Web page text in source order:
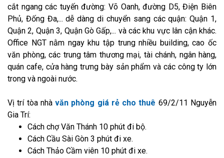
cắt ngang các tuyến đường: Võ Oanh, đường D5, Điện Biên
Phủ, Đống Đa,... dễ dàng di chuyển sang các quận: Quận 1,
Quận 2, Quận 3, Quận Gò Gấp,... và các khu vực lân cận khác.
Office NGT nằm ngay khu tập trung nhiều building, cao ốc
văn phòng, các trung tâm thương mại, tài chánh, ngân hàng,
quán cafe, cửa hàng trưng bày sản phẩm và các công ty lớn
trong và ngoài nước.
Vị trí tòa nhàvăn phòng giá rẻ cho thuê 69/2/11 Nguyễn
Gia Trí:
Cách chợ Văn Thánh 10 phút đi bộ.
Cách Cầu Sài Gòn 3 phút đi xe.
Cách Thảo Cầm viên 10 phút đi xe.